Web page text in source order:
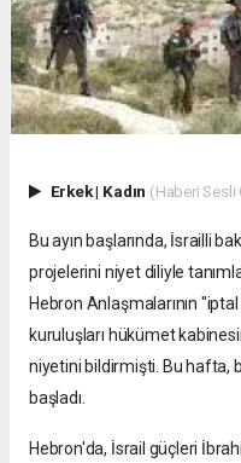
Erkek| Kadın (Haberi Sesli
Bu ayın başlarında, İsrailli
projelerini niyet diliyle
Hebron Anlaşmalarının
kuruluşları hükümet
niyetini bildirmişti. Bu hafta,
başladı.
Hebron'da, İsrail güçleri